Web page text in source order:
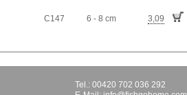
C147 6 - 8 cm 3,09
Tel.: 00420 702 036 292